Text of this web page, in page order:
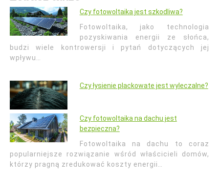
Czy fotowoltaika jest szkodliwa?
Fotowoltaika, jako technologia
pozyskiwania energii ze słońca,
budzi wiele kontrowersji i pytań dotyczących jej
wpływu…
Czy łysienie plackowate jest wyleczalne?
Czy fotowoltaika na dachu jest
bezpieczna?
Fotowoltaika na dachu to coraz
popularniejsze rozwiązanie wśród właścicieli domów,
którzy pragną zredukować koszty energii…